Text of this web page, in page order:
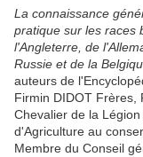
La connaissance
pratique sur les races
l'Angleterre, de
Russie et de la
auteurs de
Firmin DIDOT Frères,
Chevalier de la
d'Agriculture au
Membre du Conseil